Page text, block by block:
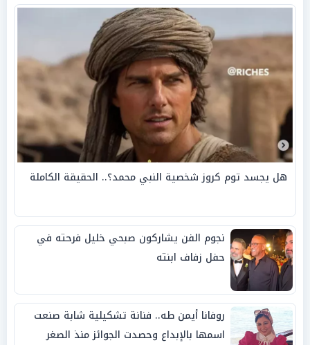
هل يجسد توم كروز شخصية النبي محمد؟.. الحقيقة الكاملة
نجوم الفن يشاركون صبحي خليل فرحته في
حفل زفاف ابنته
روفانا أيمن طه.. فنانة تشكيلية شابة صنعت
اسمها بالإبداع وحصدت الجوائز منذ الصغر